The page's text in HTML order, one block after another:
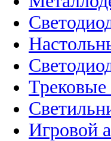
Трековые
Игровой